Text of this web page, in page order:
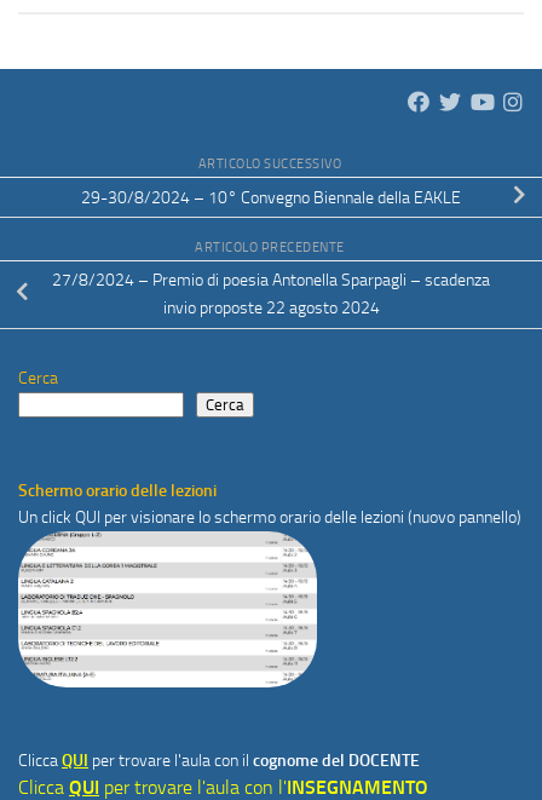
ARTICOLO SUCCESSIVO
29-30/8/2024 – 10° Convegno Biennale della EAKLE
ARTICOLO PRECEDENTE
27/8/2024 – Premio di poesia Antonella Sparpagli – scadenza
invio proposte 22 agosto 2024
Cerca
Cerca
Schermo orario delle lezioni
Un click QUI per visionare lo schermo orario delle lezioni (nuovo pannello)
CliccaQUI per trovare l'aula con il cognome del DOCENTE
Clicca QUI per trovare l'aula con l'INSEGNAMENTO